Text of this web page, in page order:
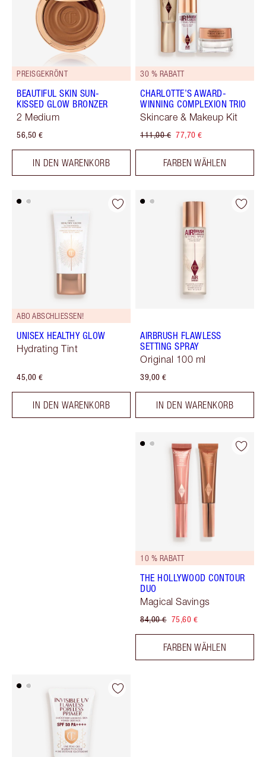
PREISGEKRÖNT
BEAUTIFUL SKIN SUN-
KISSED GLOW BRONZER
2 Medium
56,50 €
IN DEN WARENKORB
30 % RABATT
CHARLOTTE’S AWARD-
WINNING COMPLEXION TRIO
Skincare & Makeup Kit
111,00 € 77,70 €
FARBEN WÄHLEN
ABO ABSCHLIESSEN!
UNISEX HEALTHY GLOW
Hydrating Tint
45,00 €
IN DEN WARENKORB
AIRBRUSH FLAWLESS
SETTING SPRAY
Original 100 ml
39,00 €
IN DEN WARENKORB
10 % RABATT
THE HOLLYWOOD CONTOUR
DUO
Magical Savings
84,00 € 75,60 €
FARBEN WÄHLEN